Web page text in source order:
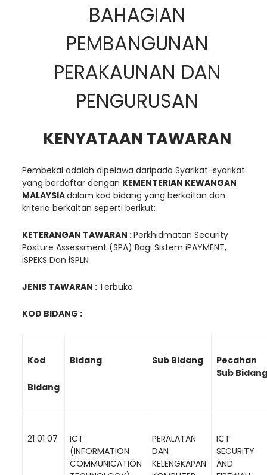
BAHAGIAN
PEMBANGUNAN
PERAKAUNAN DAN
PENGURUSAN
KENYATAAN TAWARAN
Pembekal adalah dipelawa daripada Syarikat-syarikat
yang berdaftar dengan KEMENTERIAN KEWANGAN
MALAYSIAdalam kod bidang yang berkaitan dan
kriteria berkaitan seperti berikut:
KETERANGAN TAWARAN :Perkhidmatan Security
Posture Assessment (SPA) Bagi Sistem iPAYMENT,
iSPEKS Dan iSPLN
JENIS TAWARAN : Terbuka
KOD BIDANG :
Kod
Bidang
Bidang Sub Bidang
Pecahan
Sub Bidang
21 01 07
ICT
(INFORMATION
COMMUNICATION
PERALATAN
DAN
KELENGKAPAN
ICT
SECURITY
AND